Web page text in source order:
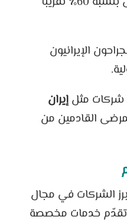
الإيرانيون
شركات مثلإيران
القادمين من
الشركات في مجال
خدمات مخصصة